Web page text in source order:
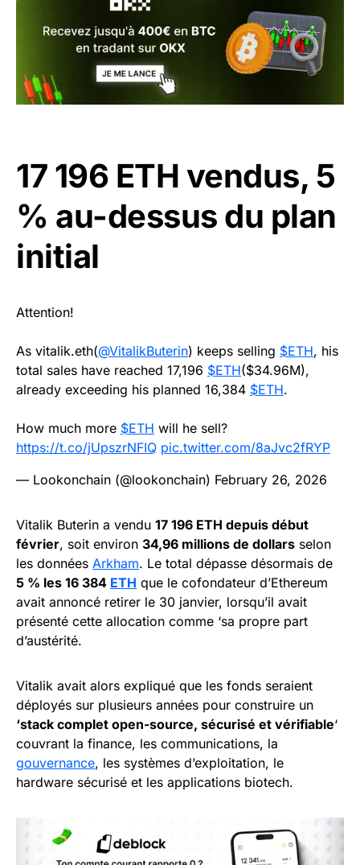
17 196 ETH vendus, 5
% au-dessus du plan
initial
Attention!
As vitalik.eth(@VitalikButerin) keeps selling $ETH, his
total sales have reached 17,196 $ETH($34.96M),
already exceeding his planned 16,384 $ETH.
How much more $ETH will he sell?
https://t.co/jUpszrNFIQ pic.twitter.com/8aJvc2fRYP
— Lookonchain (@lookonchain) February 26, 2026
Vitalik Buterin a vendu 17 196 ETH depuis début
février, soit environ 34,96 millions de dollars selon
les données Arkham. Le total dépasse désormais de
5 % les 16 384 ETH que le cofondateur d’Ethereum
avait annoncé retirer le 30 janvier, lorsqu’il avait
présenté cette allocation comme ‘sa propre part
d’austérité.
Vitalik avait alors expliqué que les fonds seraient
déployés sur plusieurs années pour construire un
‘stack complet open-source, sécurisé et vérifiable‘
couvrant la finance, les communications, la
gouvernance, les systèmes d’exploitation, le
hardware sécurisé et les applications biotech.